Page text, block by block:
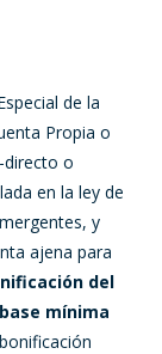
de la
Propia o
o
en la ley de
y
ajena para
del
mínima